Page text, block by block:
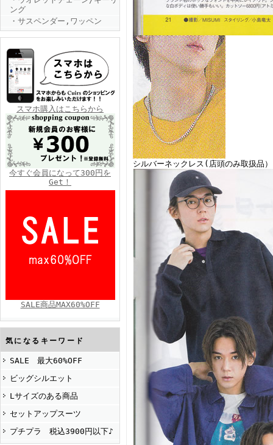
FINEBOYS2025年5月号
FINEBOYS2025年4月号
ング
・サスペンダー,ワッペン
スマホ購入はこちらから
今すぐ会員になって300円を
Get！
SALE商品MAX60%OFF
気になるキーワード
SALE 最大60%OFF
ビッグシルエット
Lサイズのある商品
セットアップスーツ
プチプラ 税込3900円以下♪
シルバーネックレス(店頭のみ取扱品）